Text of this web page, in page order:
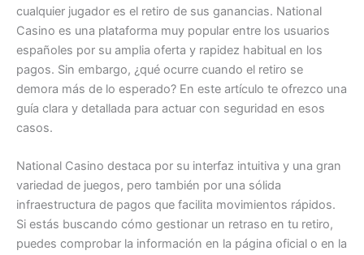
cualquier jugador es el retiro de sus ganancias. National
Casino es una plataforma muy popular entre los usuarios
españoles por su amplia oferta y rapidez habitual en los
pagos. Sin embargo, ¿qué ocurre cuando el retiro se
demora más de lo esperado? En este artículo te ofrezco una
guía clara y detallada para actuar con seguridad en esos
casos.
National Casino destaca por su interfaz intuitiva y una gran
variedad de juegos, pero también por una sólida
infraestructura de pagos que facilita movimientos rápidos.
Si estás buscando cómo gestionar un retraso en tu retiro,
puedes comprobar la información en la página oficial o en la